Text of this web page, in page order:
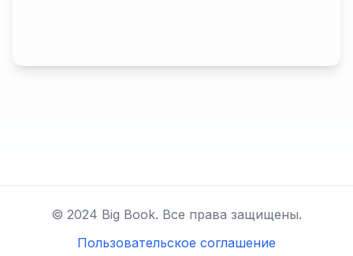
© 2024 Big Book. Все права защищены.
Пользовательское соглашение